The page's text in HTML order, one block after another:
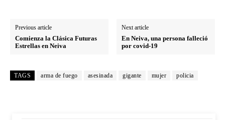
Previous article
Comienza la Clásica Futuras
Estrellas en Neiva
Next article
En Neiva, una persona falleció
por covid-19
TAGS arma de fuego asesinada gigante mujer policia